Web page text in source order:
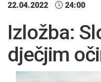
22.04.2022
24:00
Izložba:
dječjim